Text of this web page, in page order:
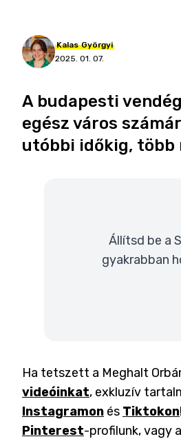
Kalas Györgyi
2025. 01. 07.
A budapesti
egész város
utóbbi időkig, több
Állítsd be a
gyakrabban
Ha tetszett a Meghalt
videóinkat, exkluzív
Instagramon és Tiktokon
Pinterest-profilunk, vagy